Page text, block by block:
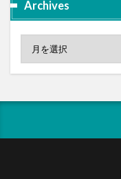
Archives